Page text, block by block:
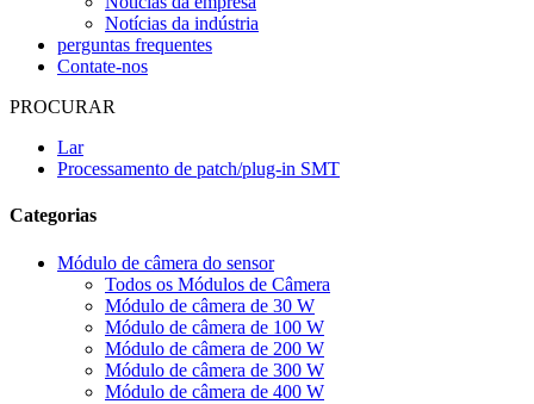
Notícias da indústria
perguntas frequentes
Contate-nos
PROCURAR
Lar
Processamento de patch/plug-in SMT
Categorias
Módulo de câmera do sensor
Todos os Módulos de Câmera
Módulo de câmera de 30 W
Módulo de câmera de 100 W
Módulo de câmera de 200 W
Módulo de câmera de 300 W
Módulo de câmera de 400 W